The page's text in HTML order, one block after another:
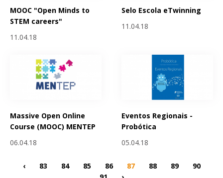
MOOC "Open Minds to
STEM careers"
11.04.18
Selo Escola eTwinning
11.04.18
Massive Open Online
Course (MOOC) MENTEP
06.04.18
Eventos Regionais -
Probótica
05.04.18
‹ 83 84 85 86 87 88 89
90